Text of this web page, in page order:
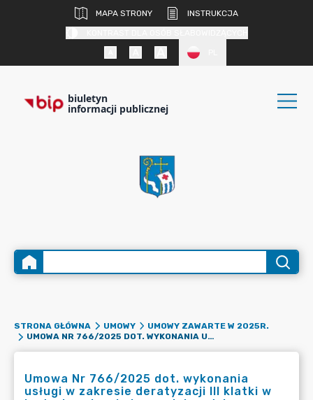
MAPA STRONY
INSTRUKCJA
biuletyn
informacji publicznej
STRONA GŁÓWNA UMOWY
UMOWY ZAWARTE W 2025R.
UMOWA NR 766/2025 DOT. WYKONANIA USŁUGI W ZAKRESIE DERATYZACJI III KLATKI W BUDYNKU MIESZKALNYM WIELORODZINNYM PRZY UL. TARTACZNEJ 23
Umowa Nr 766/2025 dot. wykonania
usługi w zakresie deratyzacji III klatki w